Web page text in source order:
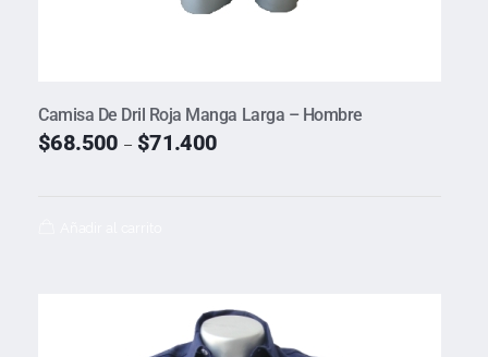
Camisa De Dril Roja Manga Larga – Hombre
$68.500 – $71.400